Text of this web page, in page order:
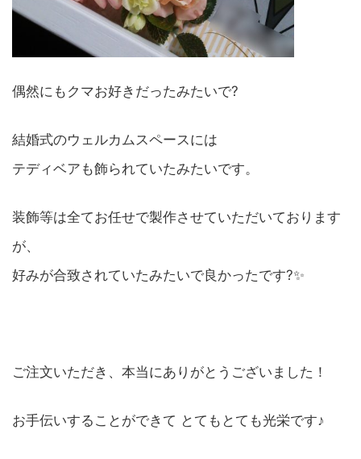
偶然にもクマお好きだったみたいで?
結婚式のウェルカムスペースには
テディベアも飾られていたみたいです。
装飾等は全てお任せで製作させていただいております
が、
好みが合致されていたみたいで良かったです?✨
ご注文いただき、本当にありがとうございました！
お手伝いすることができて とてもとても光栄です♪